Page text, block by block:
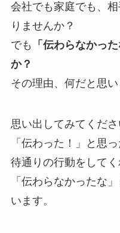
会社でも家庭でも、
りませんか？
でも
「伝わらなかっ
か？
その理由、何だと思い
思い出してみてくださ
「伝わった！」と思
待通りの行動をしてく
「伝わらなかったな
います。